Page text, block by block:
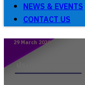
NEWS & EVENTS
CONTACT US
29 March 2020
ประกาศแจ้งกำห
ปีการศึกษา 2563 (